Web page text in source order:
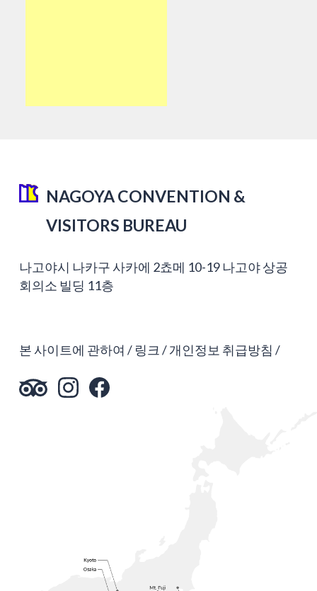
NAGOYA CONVENTION &
VISITORS BUREAU
나고야시 나카구 사카에 2쵸메 10-19 나고야 상공
회의소 빌딩 11층
본 사이트에 관하여 링크 개인정보 취급방침